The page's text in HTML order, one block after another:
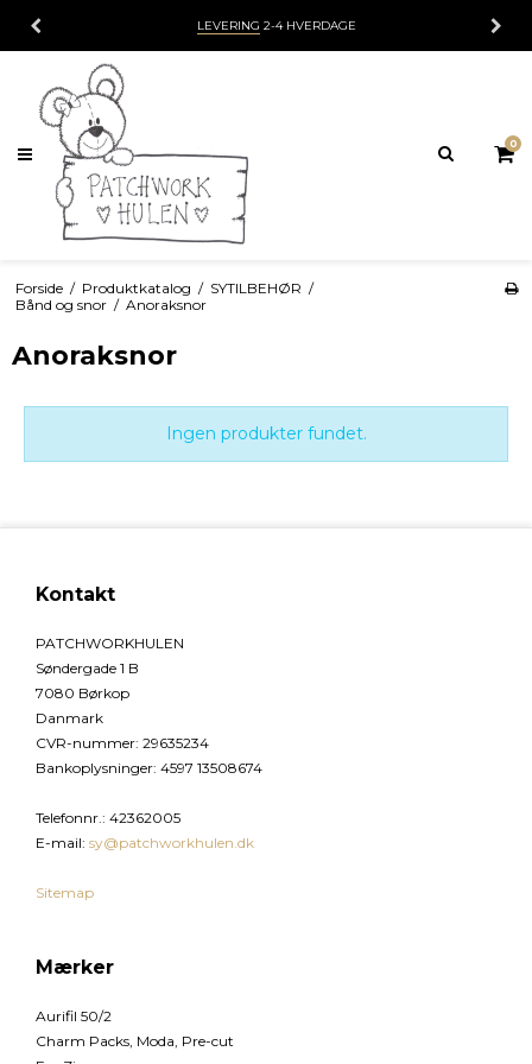
LEVERING 2-4 HVERDAGE
0
Forside / Produktkatalog / SYTILBEHØR /
Bånd og snor / Anoraksnor
Anoraksnor
Ingen produkter fundet.
Kontakt
PATCHWORKHULEN
Søndergade 1 B
7080 Børkop
Danmark
CVR-nummer: 29635234
Bankoplysninger: 4597 13508674
Telefonnr. : 42362005
E-mail: sy@patchworkhulen.dk
Sitemap
Mærker
Aurifil 50/2
Charm Packs, Moda, Pre-cut